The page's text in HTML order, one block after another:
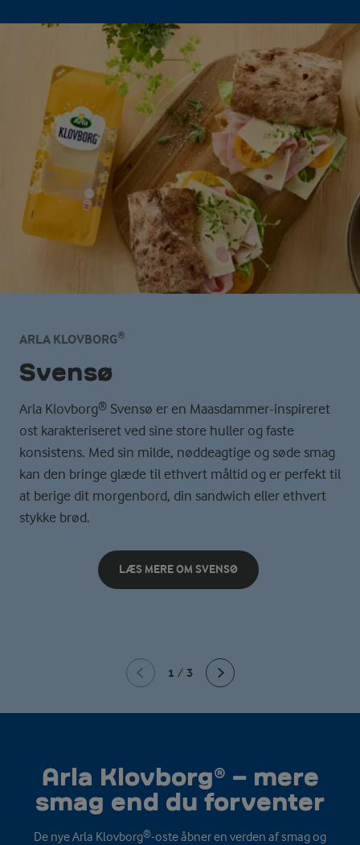
ARLA KLOVBORG®
Svensø
Arla Klovborg® Svensø er en Maasdammer-inspireret
ost karakteriseret ved sine store huller og faste
konsistens. Med sin milde, nøddeagtige og søde smag
kan den bringe glæde til ethvert måltid og er perfekt til
at berige dit morgenbord, din sandwich eller ethvert
stykke brød. ​
LÆS MERE OM SVENSØ
1 / 3
Arla Klovborg® – mere
smag end du forventer
De nye Arla Klovborg®-oste åbner en verden af smag og